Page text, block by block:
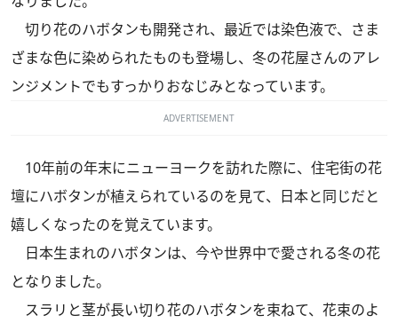
切り花のハボタンも開発され、最近では染色液で、さま
ざまな色に染められたものも登場し、冬の花屋さんのアレ
ンジメントでもすっかりおなじみとなっています。
ADVERTISEMENT
10年前の年末にニューヨークを訪れた際に、住宅街の花
壇にハボタンが植えられているのを見て、日本と同じだと
嬉しくなったのを覚えています。
日本生まれのハボタンは、今や世界中で愛される冬の花
となりました。
スラリと茎が長い切り花のハボタンを束ねて、花束のよ